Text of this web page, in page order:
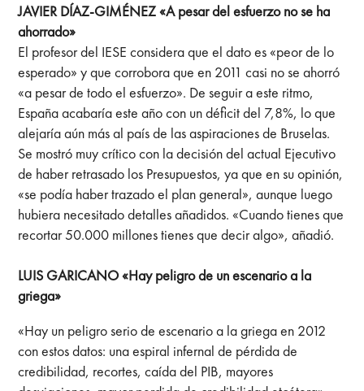
JAVIER DÍAZ-GIMÉNEZ «A pesar del esfuerzo no se ha
ahorrado»
El profesor del IESE considera que el dato es «peor de lo
esperado» y que corrobora que en 2011 casi no se ahorró
«a pesar de todo el esfuerzo». De seguir a este ritmo,
España acabaría este año con un déficit del 7,8%, lo que
alejaría aún más al país de las aspiraciones de Bruselas.
Se mostró muy crítico con la decisión del actual Ejecutivo
de haber retrasado los Presupuestos, ya que en su opinión,
«se podía haber trazado el plan general», aunque luego
hubiera necesitado detalles añadidos. «Cuando tienes que
recortar 50.000 millones tienes que decir algo», añadió.
LUIS GARICANO «Hay peligro de un escenario a la
griega»
«Hay un peligro serio de escenario a la griega en 2012
con estos datos: una espiral infernal de pérdida de
credibilidad, recortes, caída del PIB, mayores